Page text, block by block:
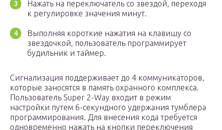
Нажать на переключатель со звездой, переходя
к регулировке значения минут.
Выполняя короткие нажатия на клавишу со
звездочкой, пользователь программирует
будильник и таймер.
Сигнализация поддерживает до 4 коммуникаторов,
которые заносятся в память охранного комплекса.
Пользователь Super 2-Way входит в режим
настройки путем 6-секундного удержания тумблера
программирования. Для внесения кода требуется
одновременно нажать на кнопки переключения